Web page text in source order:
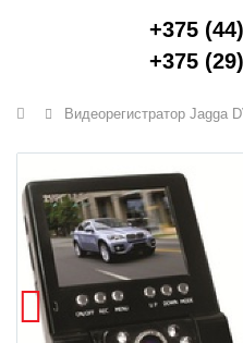
+375
+375
Главная
Видеорегистратор Jagga